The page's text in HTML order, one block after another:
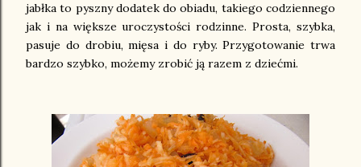
jabłka to pyszny dodatek do obiadu, takiego codziennego
jak i na większe uroczystości rodzinne. Prosta, szybka,
pasuje do drobiu, mięsa i do ryby. Przygotowanie trwa
bardzo szybko, możemy zrobić ją razem z dziećmi.